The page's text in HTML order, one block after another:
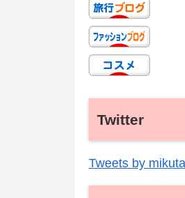
Twitter
Tweets by